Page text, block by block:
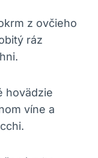
z ovčieho
ráz
hovädzie
víne a